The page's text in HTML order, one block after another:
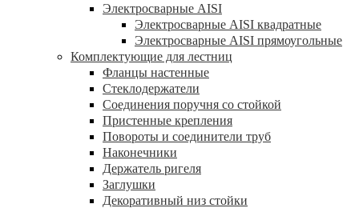
Электросварные AISI
Электросварные AISI квадратные
Электросварные AISI прямоугольные
Комплектующие для лестниц
Фланцы настенные
Стеклодержатели
Соединения поручня со стойкой
Пристенные крепления
Повороты и соединители труб
Наконечники
Держатель ригеля
Заглушки
Декоративный низ стойки